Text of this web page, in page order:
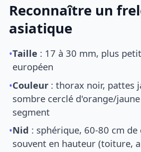
Reconnaître un
asiatique
•Taille : 17 à 30 mm, plus
européen
•Couleur : thorax noir, pattes
sombre cerclé d'orange/
segment
•Nid : sphérique, 60-80 cm
souvent en hauteur (toiture,